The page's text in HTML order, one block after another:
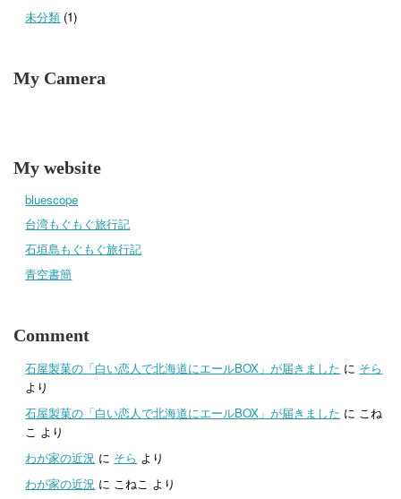
未分類 (1)
My Camera
My website
bluescope
台湾もぐもぐ旅行記
石垣島もぐもぐ旅行記
青空書簡
Comment
石屋製菓の「白い恋人で北海道にエールBOX」が届きました に そら
より
石屋製菓の「白い恋人で北海道にエールBOX」が届きました に こね
こ より
わが家の近況 に そら より
わが家の近況 に こねこ より